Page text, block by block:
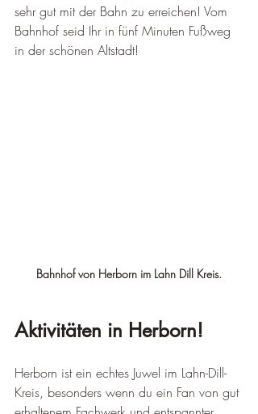
sehr gut mit der Bahn zu erreichen! Vom
Bahnhof seid Ihr in fünf Minuten Fußweg
in der schönen Altstadt!
Bahnhof von Herborn im Lahn Dill Kreis.
Aktivitäten in Herborn!
Herborn ist ein echtes Juwel im Lahn-Dill-
Kreis, besonders wenn du ein Fan von gut